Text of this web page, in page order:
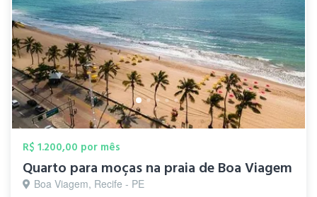
R$ 1.200,00 por mês
Quarto para moças na praia de Boa Viagem
Boa Viagem, Recife - PE